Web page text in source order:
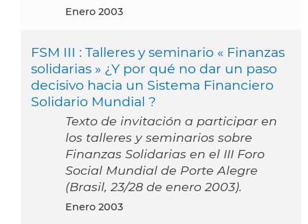
enero 2003
FSM III : Talleres y seminario « Finanzas
solidarias » ¿Y por qué no dar un paso
decisivo hacia un Sistema Financiero
Solidario Mundial ?
Texto de invitación a participar en
los talleres y seminarios sobre
Finanzas Solidarias en el III Foro
Social Mundial de Porte Alegre
(Brasil, 23/28 de enero 2003).
enero 2003